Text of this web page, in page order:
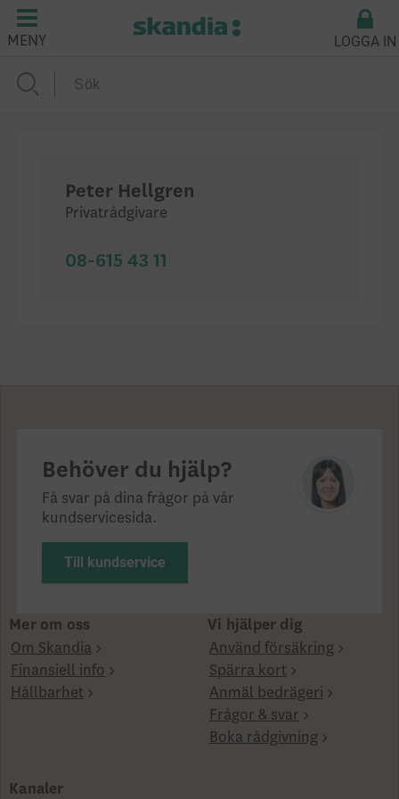
MENY LOGGA IN
Peter Hellgren
Privatrådgivare
08-615 43 11
Behöver du hjälp?
Få svar på dina frågor på vår
kundservicesida.
Till kundservice
Mer om oss
Om Skandia
Finansiell info
Hållbarhet
Vi hjälper dig
Använd försäkring
Spärra kort
Anmäl bedrägeri
Frågor & svar
Boka rådgivning
Kanaler